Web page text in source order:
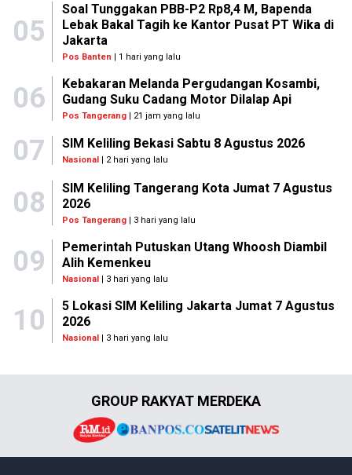
05
Soal Tunggakan PBB-P2 Rp8,4 M, Bapenda
Lebak Bakal Tagih ke Kantor Pusat PT Wika di
Jakarta
Pos Banten | 1 hari yang lalu
06
Kebakaran Melanda Pergudangan Kosambi,
Gudang Suku Cadang Motor Dilalap Api
Pos Tangerang| 21 jam yang lalu
07 SIM Keliling Bekasi Sabtu 8 Agustus 2026
Nasional | 2 hari yang lalu
08
SIM Keliling Tangerang Kota Jumat 7 Agustus
2026
Pos Tangerang| 3 hari yang lalu
09
Pemerintah Putuskan Utang Whoosh Diambil
Alih Kemenkeu
Nasional| 3 hari yang lalu
10
5 Lokasi SIM Keliling Jakarta Jumat 7 Agustus
2026
Nasional| 3 hari yang lalu
GROUP RAKYAT MERDEKA